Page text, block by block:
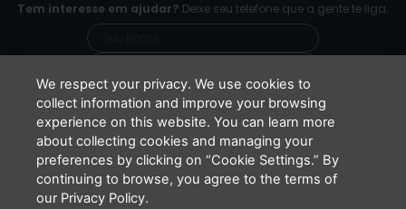
o
o
g
r
m
b
e
Tem interesse em ajudar? Deixe seu telefone que a gente te liga.
Li e concordo que minhas informações serão
tratadas de acordo com oAviso de Privacidade
da LBV
ENVIAR
We respect your privacy. We use cookies to
collect information and improve your browsing
experience on this website. You can learn more
about collecting cookies and managing your
preferences by clicking on “Cookie Settings.” By
continuing to browse, you agree to the terms of
our Privacy Policy.